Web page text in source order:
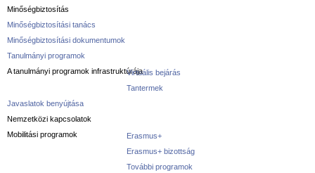
Minőségbiztosítás
Minőségbiztosítási tanács
Minőségbiztosítási dokumentumok
Tanulmányi programok
A tanulmányi programok infrastruktúrájaVirtuális bejárás
Tantermek
Javaslatok benyújtása
Nemzetközi kapcsolatok
Mobilitási programok
Erasmus+
Erasmus+ bizottság
További programok